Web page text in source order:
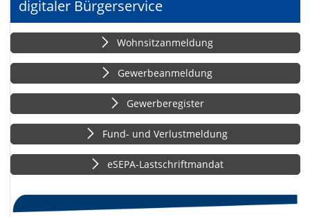
digitaler Bürgerservice
Wohnsitzanmeldung
Gewerbeanmeldung
Gewerberegister
Fund- und Verlustmeldung
eSEPA-Lastschriftmandat